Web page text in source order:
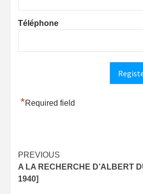
Téléphone
*Required field
Post
navigation
PREVIOUS
A LA RECHERCHE D’ALBERT
1940]